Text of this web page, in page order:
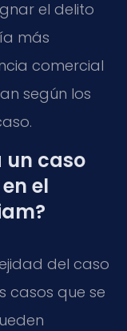
el delito
más
comercial
según los
un caso
el
del caso
casos que se